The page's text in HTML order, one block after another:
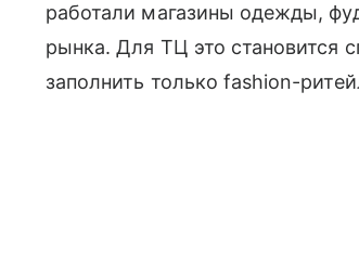
работали магазины одежды,
рынка. Для ТЦ это становится
заполнить только fashion-